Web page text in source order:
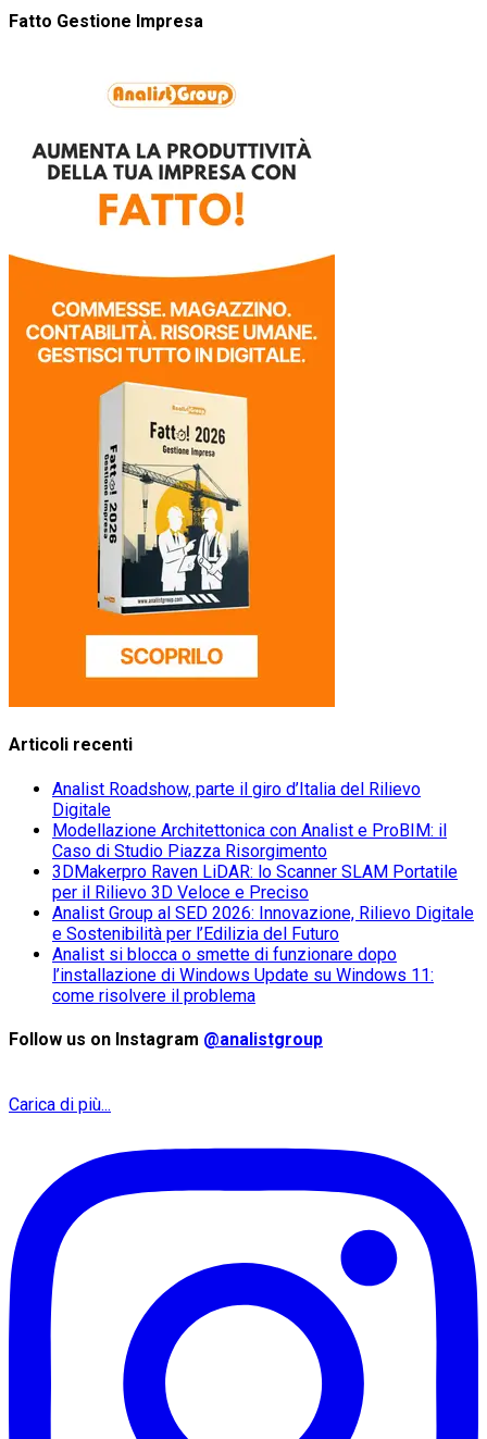
Fatto Gestione Impresa
Articoli recenti
Analist Roadshow, parte il giro d’Italia del Rilievo
Digitale
Modellazione Architettonica con Analist e ProBIM: il
Caso di Studio Piazza Risorgimento
3DMakerpro Raven LiDAR: lo Scanner SLAM Portatile
per il Rilievo 3D Veloce e Preciso
Analist Group al SED 2026: Innovazione, Rilievo Digitale
e Sostenibilità per l’Edilizia del Futuro
Analist si blocca o smette di funzionare dopo
l’installazione di Windows Update su Windows 11:
come risolvere il problema
Follow us on Instagram @analistgroup
Carica di più...